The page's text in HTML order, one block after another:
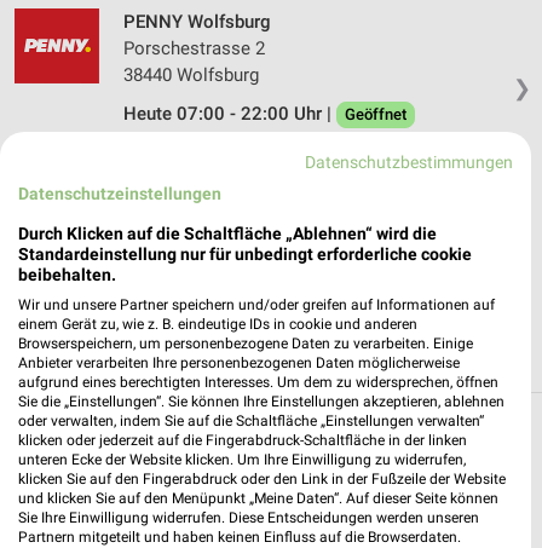
❯
PENNY Wolfsburg
Porschestrasse 2
38440 Wolfsburg
Heute 07:00 - 22:00 Uhr |
Geöffnet
177,39 km • Angebote: 1 Prospekt
Action Wolfsburg
Porschestraße 102
Heute 09:00 - 20:00 Uhr | Geöffnet
177,58 km • Angebote: 1 Prospekt
Discounter Angebote und Prospekte für
Danndorf
15 Prospekte
Datenschutzbestimmungen
Datenschutzeinstellungen
Durch Klicken auf die Schaltfläche „Ablehnen“ wird die
Standardeinstellung nur für unbedingt erforderliche cookie
beibehalten.
Wir und unsere Partner speichern und/oder greifen auf Informationen auf
einem Gerät zu, wie z. B. eindeutige IDs in cookie und anderen
Browserspeichern, um personenbezogene Daten zu verarbeiten. Einige
Anbieter verarbeiten Ihre personenbezogenen Daten möglicherweise
aufgrund eines berechtigten Interesses. Um dem zu widersprechen, öffnen
Sie die „Einstellungen“. Sie können Ihre Einstellungen akzeptieren, ablehnen
oder verwalten, indem Sie auf die Schaltfläche „Einstellungen verwalten“
klicken oder jederzeit auf die Fingerabdruck-Schaltfläche in der linken
unteren Ecke der Website klicken. Um Ihre Einwilligung zu widerrufen,
klicken Sie auf den Fingerabdruck oder den Link in der Fußzeile der Website
und klicken Sie auf den Menüpunkt „Meine Daten“. Auf dieser Seite können
Sie Ihre Einwilligung widerrufen. Diese Entscheidungen werden unseren
Partnern mitgeteilt und haben keinen Einfluss auf die Browserdaten.